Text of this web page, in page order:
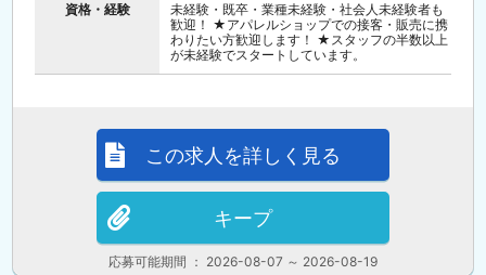
資格・経験
未経験・既卒・業種未経験・社会人未経験者も
歓迎！ ★アパレルショップでの接客・販売に携
わりたい方歓迎します！ ★スタッフの半数以上
が未経験でスタートしています。
応募可能期間 ： 2026-08-07 ～ 2026-08-19
この求人を詳しく見る
キープ